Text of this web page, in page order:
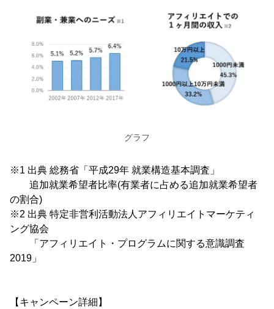
グラフ
※1 出典 総務省「平成29年 就業構造基本調査」
追加就業希望者比率(有業者に占める追加就業希望者
の割合)
※2 出典 特定非営利活動法人アフィリエイトマーケティ
ング協会
「アフィリエイト・プログラムに関する意識調査
2019」
【キャンペーン詳細】